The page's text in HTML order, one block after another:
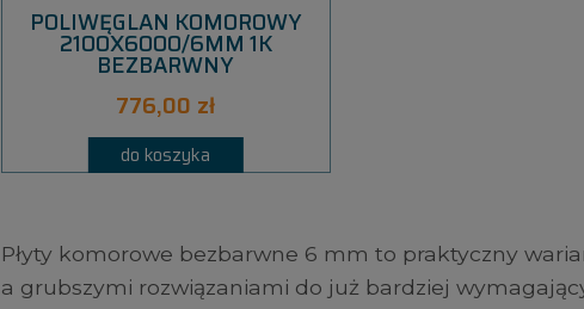
POLIWĘGLAN KOMOROWY
2100X6000/6MM 1K
BEZBARWNY
776,00 zł
do koszyka
Płyty komorowe bezbarwne 6 mm to praktyczny
a grubszymi rozwiązaniami do już bardziej